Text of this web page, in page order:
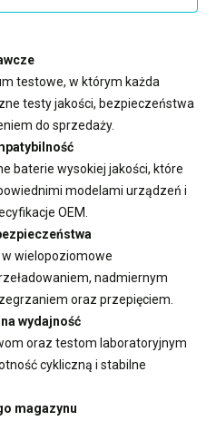
testowe, w którym każda
testy jakości, bezpieczeństwa
do sprzedaży.
baterie wysokiej jakości, które
modelami urządzeń i
OEM.
wielopoziomowe
nadmiernym
oraz przepięciem.
wydajność
oraz testom laboratoryjnym
cykliczną i stabilne
magazynu